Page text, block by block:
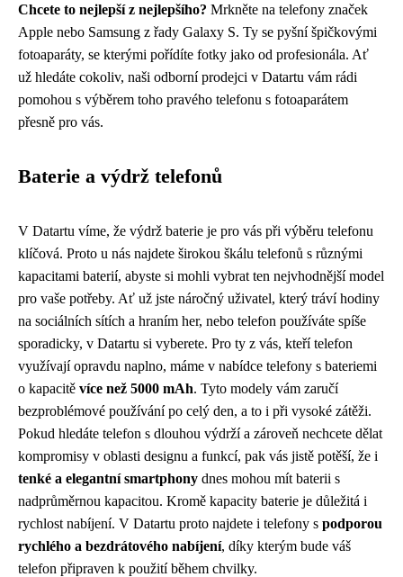
Chcete to nejlepší z nejlepšího? Mrkněte na telefony značek
Apple nebo Samsung z řady Galaxy S. Ty se pyšní špičkovými
fotoaparáty, se kterými pořídíte fotky jako od profesionála. Ať
už hledáte cokoliv, naši odborní prodejci v Datartu vám rádi
pomohou s výběrem toho pravého telefonu s fotoaparátem
přesně pro vás.
Baterie a výdrž telefonů
V Datartu víme, že výdrž baterie je pro vás při výběru telefonu
klíčová. Proto u nás najdete širokou škálu telefonů s různými
kapacitami baterií, abyste si mohli vybrat ten nejvhodnější model
pro vaše potřeby. Ať už jste náročný uživatel, který tráví hodiny
na sociálních sítích a hraním her, nebo telefon používáte spíše
sporadicky, v Datartu si vyberete. Pro ty z vás, kteří telefon
využívají opravdu naplno, máme v nabídce telefony s bateriemi
o kapacitě více než 5000 mAh. Tyto modely vám zaručí
bezproblémové používání po celý den, a to i při vysoké zátěži.
Pokud hledáte telefon s dlouhou výdrží a zároveň nechcete dělat
kompromisy v oblasti designu a funkcí, pak vás jistě potěší, že i
tenké a elegantní smartphony dnes mohou mít baterii s
nadprůměrnou kapacitou. Kromě kapacity baterie je důležitá i
rychlost nabíjení. V Datartu proto najdete i telefony s podporou
rychlého a bezdrátového nabíjení, díky kterým bude váš
telefon připraven k použití během chvilky.